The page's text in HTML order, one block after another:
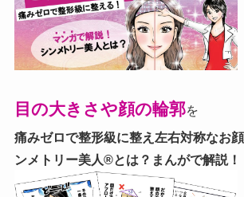
目の大きさや顔の輪郭を
痛みゼロで整形級に整え左右対称なお
ンメトリー美人®とは？まんがで解説！